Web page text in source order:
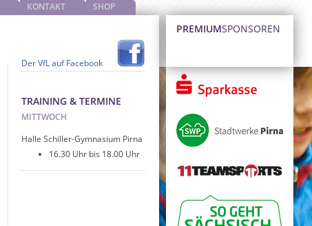
KONTAKT SHOP
Der VfL auf Facebook
PREMIUMSPONSOREN
TRAINING & TERMINE
MITTWOCH
Halle Schiller-Gymnasium Pirna
16.30 Uhr bis 18.00 Uhr